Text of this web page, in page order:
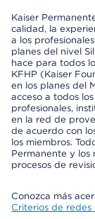
Kaiser
calidad, la
a los
planes del nivel
hace para todos
KFHP (Kaiser
en los planes del
acceso a todos
profesionales,
en la red de
de acuerdo con
los miembros.
Permanente y los
procesos de
Conozca más
Criterios de redes